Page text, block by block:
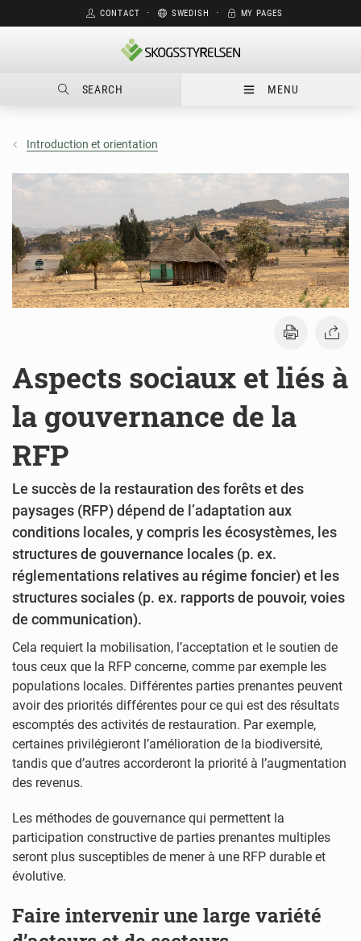
CONTACT ⋅ SWEDISH ⋅ MY PAGES
SEARCH MENU
Introduction et orientation
Aspects sociaux et liés à
la gouvernance de la
RFP
Le succès de la restauration des forêts et des
paysages (RFP) dépend de l’adaptation aux
conditions locales, y compris les écosystèmes, les
structures de gouvernance locales (p. ex.
réglementations relatives au régime foncier) et les
structures sociales (p. ex. rapports de pouvoir, voies
de communication).
Cela requiert la mobilisation, l’acceptation et le soutien de
tous ceux que la RFP concerne, comme par exemple les
populations locales. Différentes parties prenantes peuvent
avoir des priorités différentes pour ce qui est des résultats
escomptés des activités de restauration. Par exemple,
certaines privilégieront l’amélioration de la biodiversité,
tandis que d’autres accorderont la priorité à l’augmentation
des revenus.
Les méthodes de gouvernance qui permettent la
participation constructive de parties prenantes multiples
seront plus susceptibles de mener à une RFP durable et
évolutive.
Faire intervenir une large variété